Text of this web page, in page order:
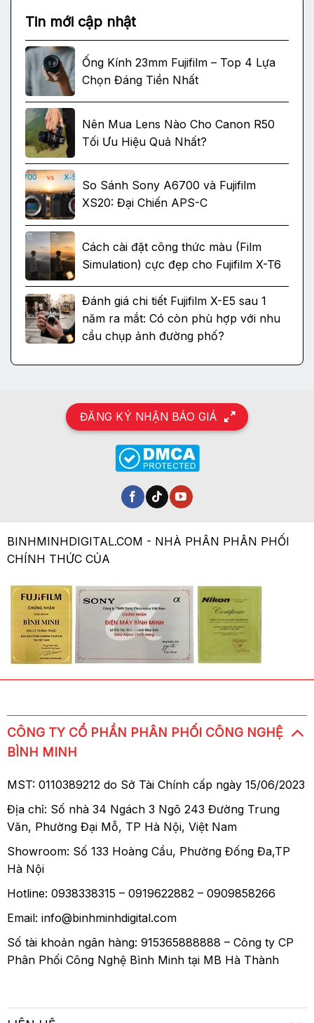
Tin mới cập nhật
Ống Kính 23mm Fujifilm – Top 4 Lựa
Chọn Đáng Tiền Nhất
Nên Mua Lens Nào Cho Canon R50
Tối Ưu Hiệu Quả Nhất?
So Sánh Sony A6700 và Fujifilm
XS20: Đại Chiến APS-C
Cách cài đặt công thức màu (Film
Simulation) cực đẹp cho Fujifilm X-T6
Đánh giá chi tiết Fujifilm X-E5 sau 1
năm ra mắt: Có còn phù hợp với nhu
cầu chụp ảnh đường phố?
ĐĂNG KÝ NHẬN BÁO GIÁ
BINHMINHDIGITAL.COM - NHÀ PHÂN PHÂN PHỐI
CHÍNH THỨC CỦA
CÔNG TY CỔ PHẦN PHÂN PHỐI CÔNG NGHỆ
BÌNH MINH
MST: 0110389212 do Sở Tài Chính cấp ngày 15/06/2023
Địa chỉ: Số nhà 34 Ngách 3 Ngõ 243 Đường Trung
Văn, Phường Đại Mỗ, TP Hà Nội, Việt Nam
Showroom: Số 133 Hoàng Cầu, Phường Đống Đa,TP
Hà Nội
Hotline: 0938338315 – 0919622882 – 0909858266
Email: info@binhminhdigital.com
Số tài khoản ngân hàng: 915365888888 – Công ty CP
Phân Phối Công Nghệ Bình Minh tại MB Hà Thành